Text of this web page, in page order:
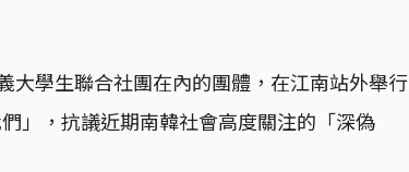
大學生聯合社團在內的團體，在江南站外舉行
」，抗議近期南韓社會高度關注的「深偽